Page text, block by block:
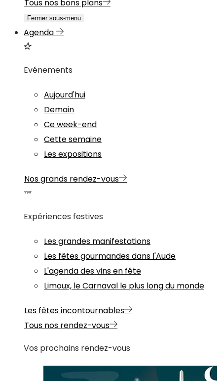
Tous nos bons plans
Fermer sous-menu
Agenda
Evénements
Aujourd'hui
Demain
Ce week-end
Cette semaine
Les expositions
Nos grands rendez-vous
Expériences festives
Les grandes manifestations
Les fêtes gourmandes dans l'Aude
L'agenda des vins en fête
Limoux, le Carnaval le plus long du monde
Les fêtes incontournables
Tous nos rendez-vous
Vos prochains rendez-vous